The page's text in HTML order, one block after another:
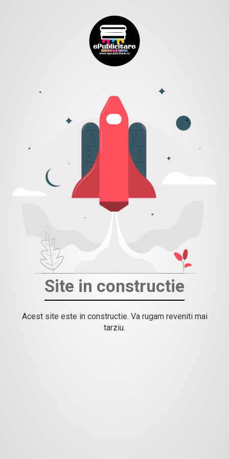
Site in constructie
Acest site este in constructie. Va rugam reveniti mai
tarziu.